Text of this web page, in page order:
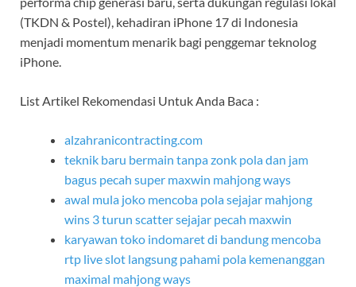
(TKDN & Postel), kehadiran iPhone 17 di Indonesia
menjadi momentum menarik bagi penggemar teknolog
iPhone.
List Artikel Rekomendasi Untuk Anda Baca :
alzahranicontracting.com
teknik baru bermain tanpa zonk pola dan jam
bagus pecah super maxwin mahjong ways
awal mula joko mencoba pola sejajar mahjong
wins 3 turun scatter sejajar pecah maxwin
karyawan toko indomaret di bandung mencoba
rtp live slot langsung pahami pola kemenanggan
maximal mahjong ways